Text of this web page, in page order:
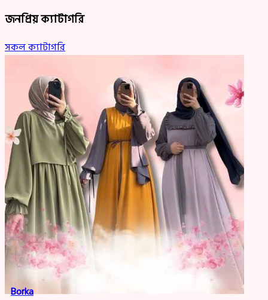
জনপ্রিয় ক্যাটাগরি
সকল ক্যাটাগরি
Borka